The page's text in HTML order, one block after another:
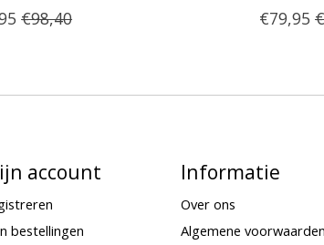
€98,40
€79,95
account
bestellingen
Informatie
Over ons
Algemene voorwaarden